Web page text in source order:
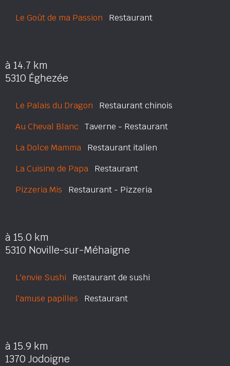
Le Goût de ma Passion Restaurant
à 14.7 km
5310 Éghezée
Le Palais du Dragon Restaurant chinois
Au Cheval Blanc Taverne - Restaurant
La Dolce Mamma Restaurant italien
La Cuisine de Papa Restaurant
Pizzeria Mis Restaurant - Pizzeria
à 15.0 km
5310 Noville-sur-Méhaigne
L'envie Sushi Restaurant de sushi
l'amuse papilles Restaurant
à 15.9 km
1370 Jodoigne